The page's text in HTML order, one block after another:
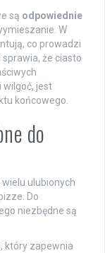
są odpowiednie
W
co prowadzi
że ciasto
wilgoć, jest
końcowego.
do
ulubionych
Do
niezbędne są
który zapewnia